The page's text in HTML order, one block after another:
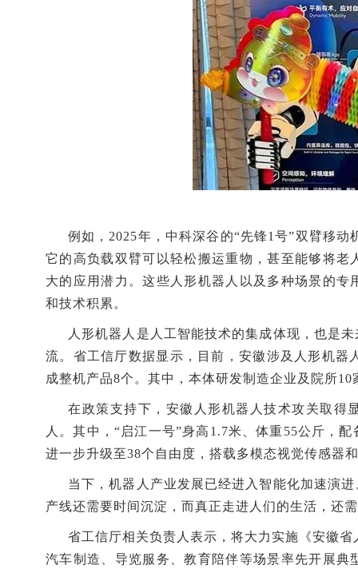
例如，2025年，中科深谷的“先锋1号”双臂移
它的高负载双臂可以轻松搬运重物，甚至能够将
大的应用潜力。这些人形机器人以及多种场景的
和技术积累。
人形机器人是人工智能技术的集成体现，也是
流。省工信厅数据显示，目前，安徽涉及人形机
成整机产品8个。其中，本体研发制造企业及院所
在政策支持下，安徽人形机器人技术攻关取得
人。其中，“启江一号”身高1.7米、体重55公斤，
进一步升级至38个自由度，搭载多模态视觉传感器
当下，机器人产业发展已经进入智能化加速演
产线还需要时间沉淀，而真正走进人们的生活，还
省工信厅相关负责人表示，将大力实施《安徽
汽车制造、导览服务、教育陪伴等场景率先开展